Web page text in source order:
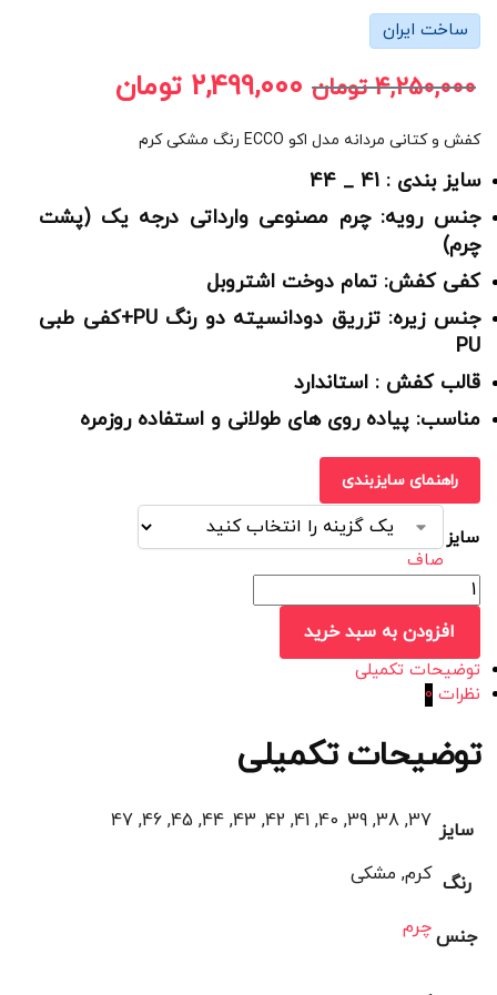
ساخت ایران
4,250,000 تومان 2,499,000 تومان
کفش و کتانی مردانه مدل اکو ECCO رنگ مشکی کرم
سایز بندی : 41 _ 44
جنس رویه: چرم مصنوعی وارداتی درجه یک (پشت
چرم)
کفی کفش: تمام دوخت اشتروبل
جنس زیره: تزریق دودانسیته دو رنگ PU+کفی طبی
PU
قالب کفش : استاندارد
مناسب: پیاده روی های طولانی و استفاده روزمره
راهنمای سایزبندی
سایز
صاف
افزودن به سبد خرید
توضیحات تکمیلی
نظرات 0
توضیحات تکمیلی
سایز 37, 38, 39, 40, 41, 42, 43, 44, 45, 46, 47
رنگ کرم, مشکی
جنسچرم